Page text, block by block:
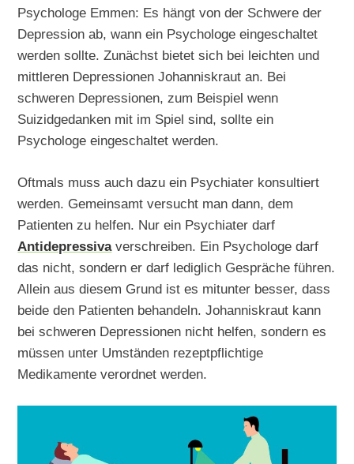
Psychologe Emmen: Es hängt von der Schwere der
Depression ab, wann ein Psychologe eingeschaltet
werden sollte. Zunächst bietet sich bei leichten und
mittleren Depressionen Johanniskraut an. Bei
schweren Depressionen, zum Beispiel wenn
Suizidgedanken mit im Spiel sind, sollte ein
Psychologe eingeschaltet werden.
Oftmals muss auch dazu ein Psychiater konsultiert
werden. Gemeinsamt versucht man dann, dem
Patienten zu helfen. Nur ein Psychiater darf
Antidepressivaverschreiben. Ein Psychologe darf
das nicht, sondern er darf lediglich Gespräche führen.
Allein aus diesem Grund ist es mitunter besser, dass
beide den Patienten behandeln. Johanniskraut kann
bei schweren Depressionen nicht helfen, sondern es
müssen unter Umständen rezeptpflichtige
Medikamente verordnet werden.